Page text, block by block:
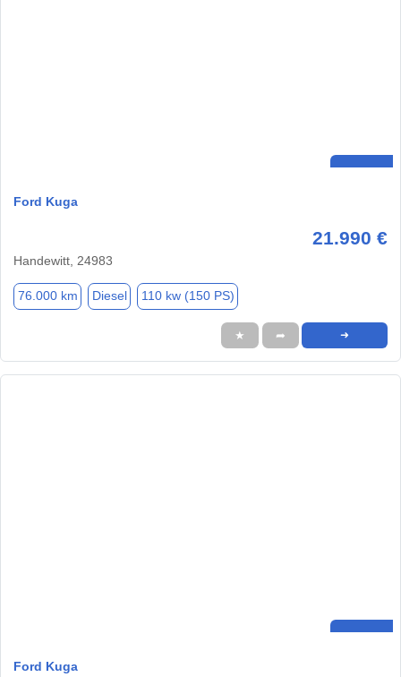
Ford Kuga
21.990 €
Handewitt, 24983
76.000 km Diesel 110 kw (150 PS)
★ ➦ ➜
Ford Kuga